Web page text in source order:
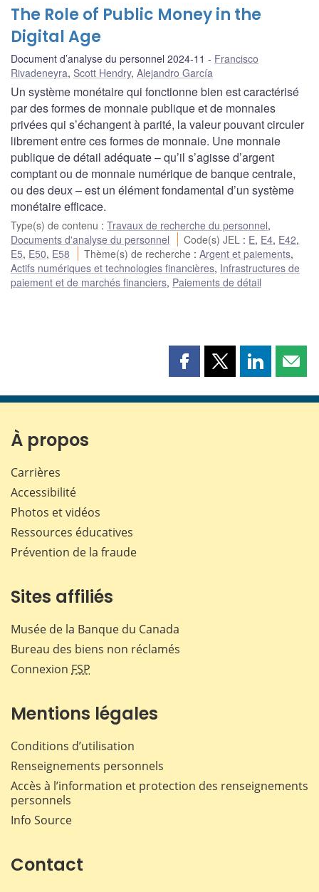
The Role of Public Money in the
Digital Age
Document d’analyse du personnel 2024-11
Francisco
Rivadeneyra, Scott Hendry, Alejandro García
Un système monétaire qui fonctionne bien est caractérisé
par des formes de monnaie publique et de monnaies
privées qui s’échangent à parité, la valeur pouvant circuler
librement entre ces formes de monnaie. Une monnaie
publique de détail adéquate – qu’il s’agisse d’argent
comptant ou de monnaie numérique de banque centrale,
ou des deux – est un élément fondamental d’un système
monétaire efficace.
Type(s) de contenu : Travaux de recherche du personnel,
Documents d'analyse du personnel
Code(s) JEL : E, E4, E42,
E5, E50, E58 Thème(s) de recherche :Argent et paiements,
Actifs numériques et technologies financières, Infrastructures de
paiement et de marchés financiers, Paiements de détail
Partager
page
Partager
page
Partager
page page
À propos
Carrières
Accessibilité
Photos et vidéos
Ressources éducatives
Prévention de la fraude
Sites affiliés
Musée de la Banque du Canada
Bureau des biens non réclamés
Connexion FSP
Mentions légales
Conditions d’utilisation
Renseignements personnels
Accès à l’information et protection des renseignements
personnels
Info Source
Contact